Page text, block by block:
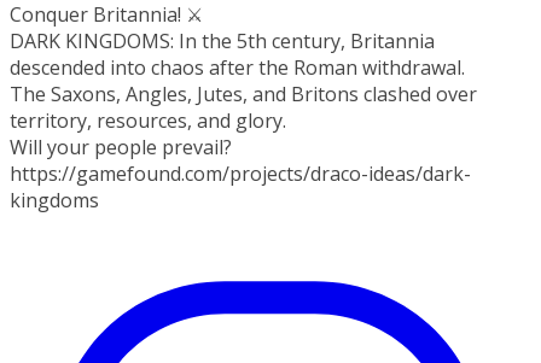
Conquer Britannia! ⚔️
DARK KINGDOMS: In the 5th century, Britannia
descended into chaos after the Roman withdrawal.
The Saxons, Angles, Jutes, and Britons clashed over
territory, resources, and glory.
Will your people prevail?
https://gamefound.com/projects/draco-ideas/dark-
kingdoms